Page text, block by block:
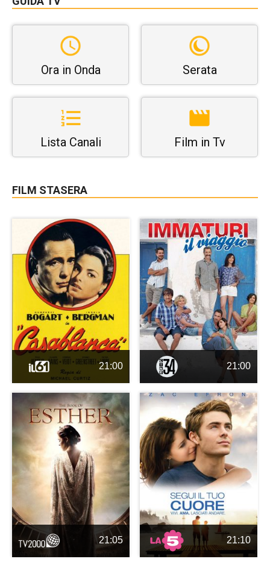
Ora in Onda Serata
Lista Canali Film in Tv
FILM STASERA
21:00 21:00
21:05 21:10